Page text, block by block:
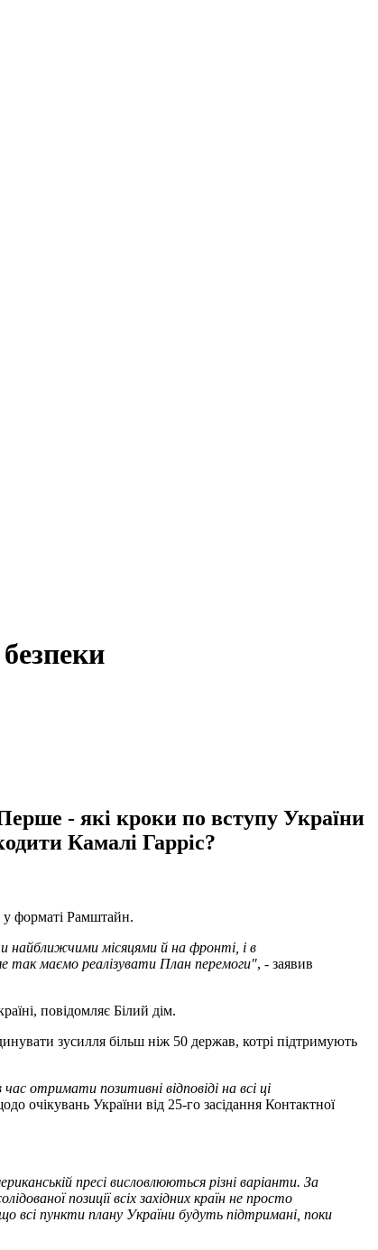
- які кроки по вступу України
Камалі Гарріс?
у форматі Рамштайн.
найближчими місяцями й на фронті, і в
так маємо реалізувати План перемоги", - заявив
повідомляє Білий дім.
зусилля більш ніж 50 держав, котрі підтримують
отримати позитивні відповіді на всі ці
очікувань України від 25-го засідання Контактної
пресі висловлюються різні варіанти. За
позиції всіх західних країн не просто
всі пункти плану України будуть підтримані, поки